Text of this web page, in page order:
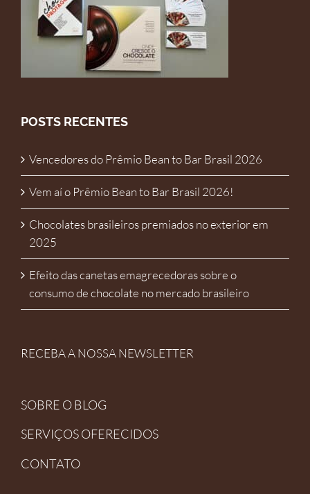
POSTS RECENTES
Vencedores do Prêmio Bean to Bar Brasil 2026
Vem aí o Prêmio Bean to Bar Brasil 2026!
Chocolates brasileiros premiados no exterior em
2025
Efeito das canetas emagrecedoras sobre o
consumo de chocolate no mercado brasileiro
RECEBA A NOSSA NEWSLETTER
SOBRE O BLOG
SERVIÇOS OFERECIDOS
CONTATO